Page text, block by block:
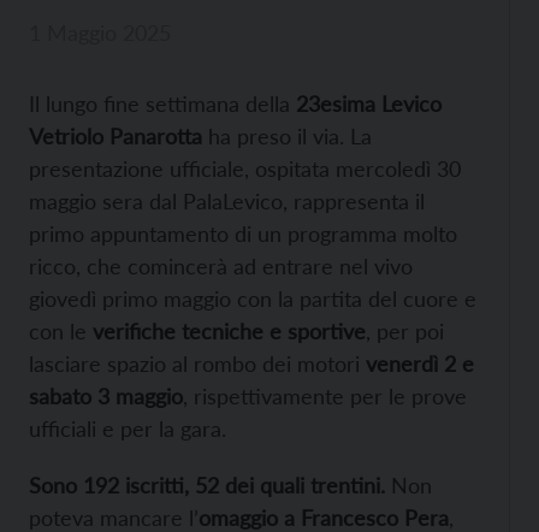
Il lungo fine settimana della 23esima Levico
Vetriolo Panarotta ha preso il via. La
presentazione ufficiale, ospitata mercoledì 30
maggio sera dal PalaLevico, rappresenta il
primo appuntamento di un programma molto
ricco, che comincerà ad entrare nel vivo
giovedì primo maggio con la partita del cuore e
con le verifiche tecniche e sportive , per poi
lasciare spazio al rombo dei motori venerdì 2 e
sabato 3 maggio , rispettivamente per le prove
ufficiali e per la gara.
Sono 192 iscritti, 52 dei quali trentini. Non
poteva mancare l’omaggio a Francesco Pera